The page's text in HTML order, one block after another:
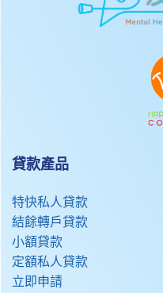
貸款產品
特快私人貸款
結餘轉戶貸款
小額貸款
定額私人貸款
立即申請